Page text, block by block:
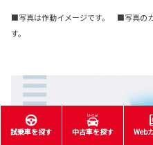
■写真は作動イメージです。 ■写真の
す。
試乗車を探す 中古車を探す Web